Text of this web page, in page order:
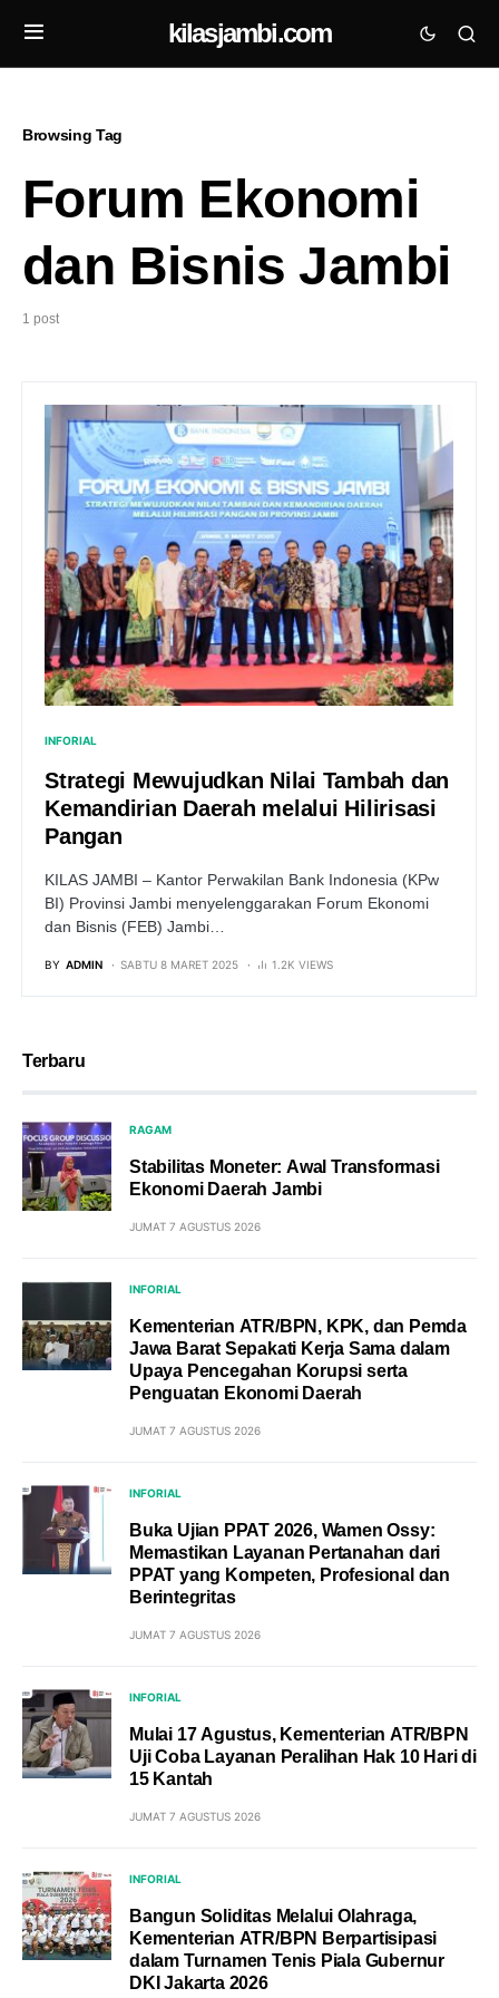
kilasjambi.com
Browsing Tag
Forum Ekonomi
dan Bisnis Jambi
1 post
INFORIAL
Strategi Mewujudkan Nilai Tambah dan
Kemandirian Daerah melalui Hilirisasi
Pangan
KILAS JAMBI – Kantor Perwakilan Bank Indonesia (KPw
BI) Provinsi Jambi menyelenggarakan Forum Ekonomi
dan Bisnis (FEB) Jambi…
BY ADMIN SABTU 8 MARET 2025 1.2K VIEWS
Terbaru
RAGAM
Stabilitas Moneter: Awal Transformasi
Ekonomi Daerah Jambi
JUMAT 7 AGUSTUS 2026
INFORIAL
Kementerian ATR/BPN, KPK, dan Pemda
Jawa Barat Sepakati Kerja Sama dalam
Upaya Pencegahan Korupsi serta
Penguatan Ekonomi Daerah
JUMAT 7 AGUSTUS 2026
INFORIAL
Buka Ujian PPAT 2026, Wamen Ossy:
Memastikan Layanan Pertanahan dari
PPAT yang Kompeten, Profesional dan
Berintegritas
JUMAT 7 AGUSTUS 2026
INFORIAL
Mulai 17 Agustus, Kementerian ATR/BPN
Uji Coba Layanan Peralihan Hak 10 Hari di
15 Kantah
JUMAT 7 AGUSTUS 2026
INFORIAL
Bangun Soliditas Melalui Olahraga,
Kementerian ATR/BPN Berpartisipasi
dalam Turnamen Tenis Piala Gubernur
DKI Jakarta 2026